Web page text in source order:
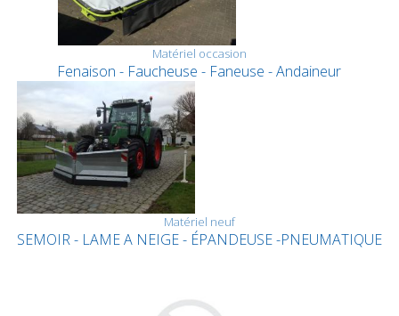
Matériel occasion
Fenaison - Faucheuse - Faneuse - Andaineur
Matériel neuf
SEMOIR - LAME A NEIGE - ÉPANDEUSE -PNEUMATIQUE